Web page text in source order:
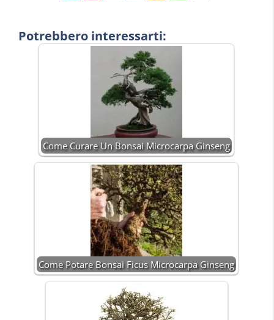
Potrebbero interessarti:
Come Curare Un Bonsai Microcarpa Ginseng
Come Potare Bonsai Ficus Microcarpa Ginseng